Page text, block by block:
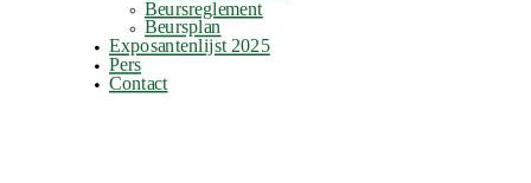
Beursreglement
Beursplan
Exposantenlijst 2025
Pers
Contact